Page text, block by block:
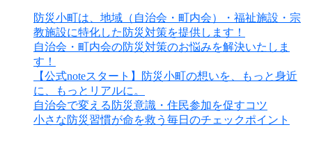
防災小町は、地域（自治会・町内会）・福祉施設・宗
教施設に特化した防災対策を提供します！
自治会・町内会の防災対策のお悩みを解決いたしま
す！
【公式noteスタート】防災小町の想いを、もっと身近
に、もっとリアルに。
自治会で変える防災意識・住民参加を促すコツ
小さな防災習慣が命を救う毎日のチェックポイント